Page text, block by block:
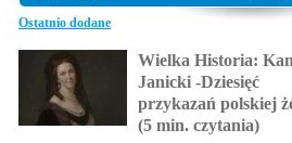
Ostatnio dodane
Wielka Historia:
Janicki -Dziesięć
przykazań polskiej
(5 min. czytania)